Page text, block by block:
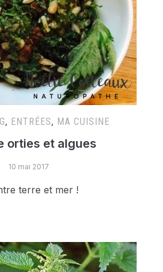
, ENTRÉES, MA CUISINE
orties et algues
10 mai 2017
terre et mer !